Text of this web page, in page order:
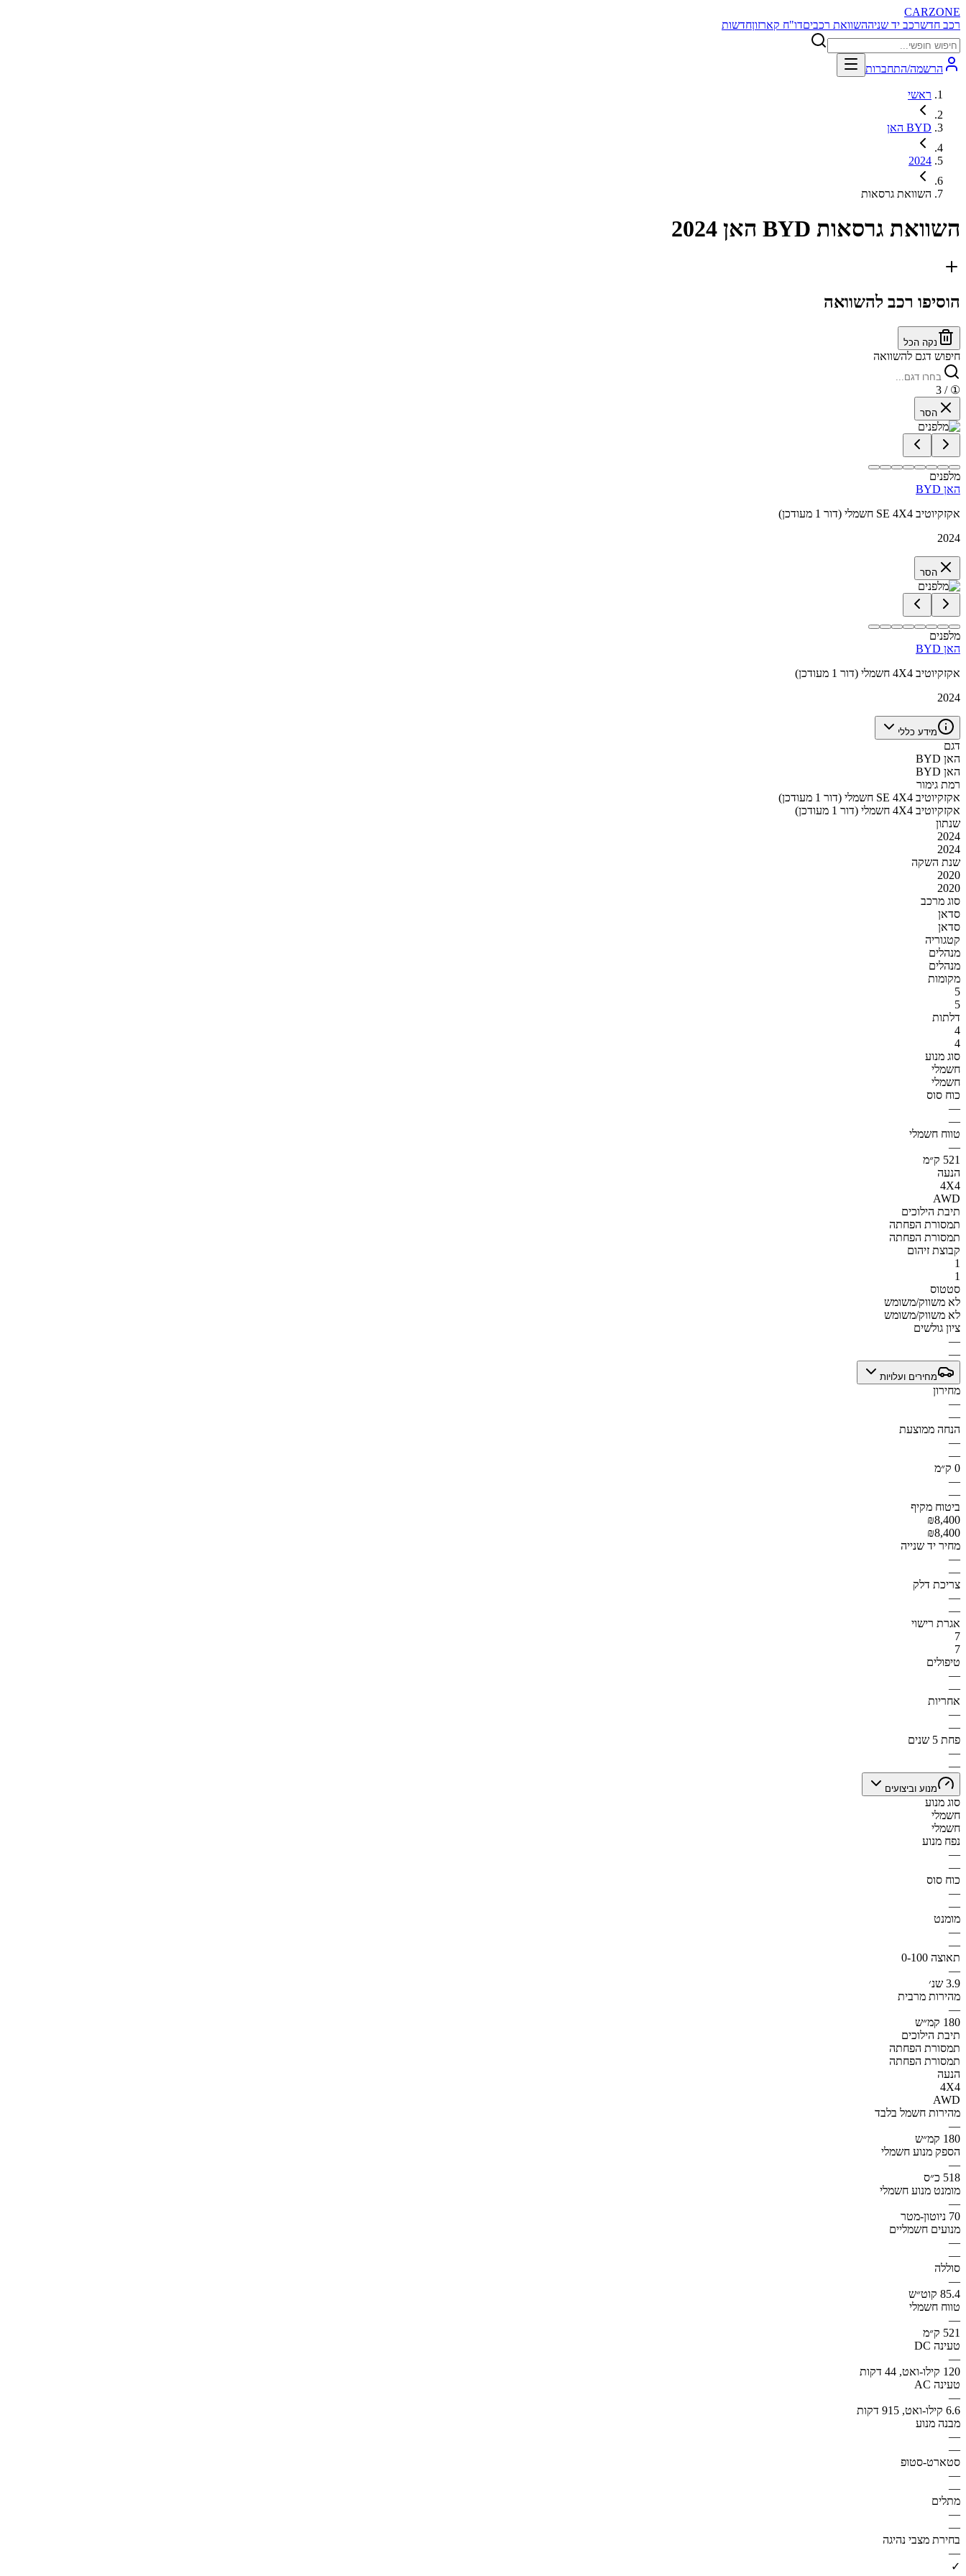
CARZONE
רכב חדשרכב יד שניההשוואת רכביםדו"ח קארזוןחדשות
הרשמה/התחברות
ראשי
BYD האן
2024
השוואת גרסאות
השוואת גרסאות BYD האן 2024
הוסיפו רכב להשוואה
נקה הכל
חיפוש דגם להשוואה
①
/ 3
הסר
מלפנים
BYD האן
אקזקיוטיב SE 4X4 חשמלי (דור 1 מעודכן)
2024
הסר
מלפנים
BYD האן
אקזקיוטיב 4X4 חשמלי (דור 1 מעודכן)
2024
מידע כללי
דגם
BYD האן
BYD האן
רמת גימור
אקזקיוטיב SE 4X4 חשמלי (דור 1 מעודכן)
אקזקיוטיב 4X4 חשמלי (דור 1 מעודכן)
שנתון
2024
2024
שנת השקה
2020
2020
סוג מרכב
סדאן
סדאן
קטגוריה
מנהלים
מנהלים
מקומות
5
5
דלתות
4
4
סוג מנוע
חשמלי
חשמלי
כוח סוס
—
—
טווח חשמלי
—
521 ק״מ
הנעה
4X4
AWD
תיבת הילוכים
תמסורת הפחתה
תמסורת הפחתה
קבוצת זיהום
1
1
סטטוס
לא משווק/משומש
לא משווק/משומש
ציון גולשים
—
—
מחירים ועלויות
מחירון
—
—
הנחה ממוצעת
—
—
0 ק״מ
—
—
ביטוח מקיף
₪8,400
₪8,400
מחיר יד שנייה
—
—
צריכת דלק
—
—
אגרת רישוי
7
7
טיפולים
—
—
אחריות
—
—
פחת 5 שנים
—
—
מנוע וביצועים
סוג מנוע
חשמלי
חשמלי
נפח מנוע
—
—
כוח סוס
—
—
מומנט
—
—
תאוצה 0-100
—
3.9 שנ׳
מהירות מרבית
—
180 קמ״ש
תיבת הילוכים
תמסורת הפחתה
תמסורת הפחתה
הנעה
4X4
AWD
מהירות חשמל בלבד
—
180 קמ״ש
הספק מנוע חשמלי
—
518 כ״ס
מומנט מנוע חשמלי
—
70 ניוטון-מטר
מנועים חשמליים
—
—
סוללה
—
85.4 קוט״ש
טווח חשמלי
—
521 ק״מ
טעינה DC
—
120 קילו-ואט, 44 דקות
טעינה AC
—
6.6 קילו-ואט, 915 דקות
מבנה מנוע
—
—
סטארט-סטופ
—
—
מתלים
—
—
בחירת מצבי נהיגה
—
✓